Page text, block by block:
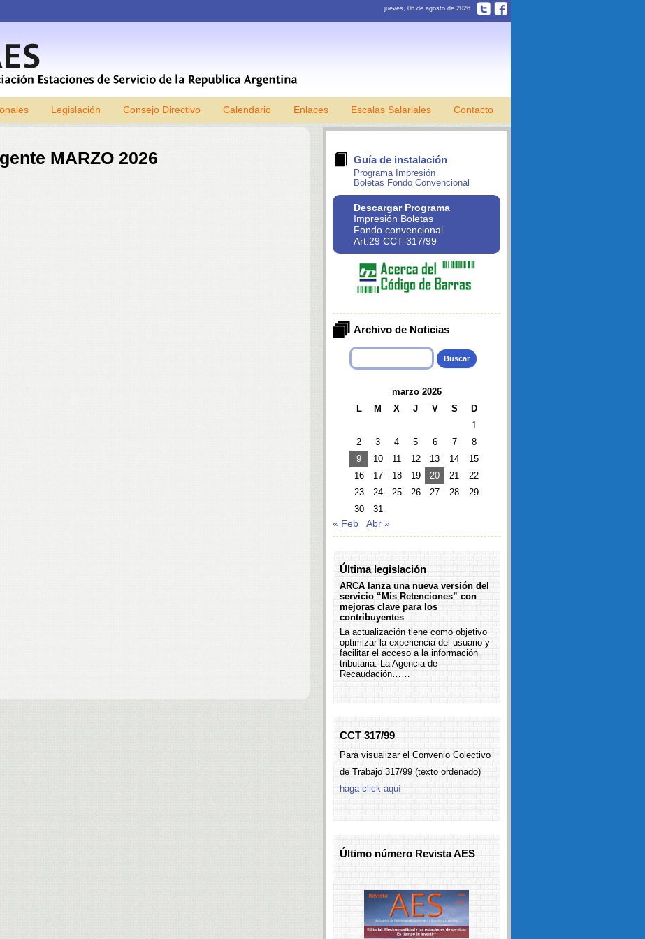
jueves, 06 de agosto de 2026
Skip to content
Legislación Consejo Directivo Calendario Enlaces Escalas Salariales Contacto
MARZO 2026 Guía de instalación
Programa Impresión
Boletas Fondo Convencional
Descargar Programa
Impresión Boletas
Fondo convencional
Art.29 CCT 317/99
Archivo de Noticias
Buscar:
marzo 2026
L
M X J V S
D
1
2
3 4 5 6 7
8
9
10 11 12 13 14
15
16
17 18 19 20 21
22
23
24 25 26 27 28
29
30
31
« Feb Abr »
Última legislación
ARCA lanza una nueva versión del
servicio “Mis Retenciones” con
mejoras clave para los
contribuyentes
La actualización tiene como objetivo
optimizar la experiencia del usuario y
facilitar el acceso a la información
tributaria. La Agencia de
Recaudación……
CCT 317/99
Para visualizar el Convenio Colectivo
de Trabajo 317/99 (texto ordenado)
haga click aquí
Último número Revista AES